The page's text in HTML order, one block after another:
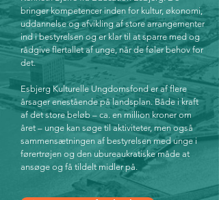
bringer kompetencer inden for kultur, økonomi,
uddannelse og afvikling af store arrangementer
ind i bestyrelsen og er klar til at sparre med og
rådgive flertallet af unge, når de føler behov for
det.
Esbjerg Kulturelle Ungdomsfond er af flere
årsager enestående på landsplan. Både i kraft
af det store beløb – ca. en million kroner om
året – unge kan søge til aktiviteter, men også
sammensætningen af bestyrelsen med unge i
førertrøjen og den ubureaukratiske måde at
ansøge og få tildelt midler på.